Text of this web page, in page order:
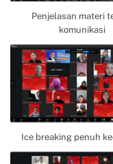
Penjelasan materi
komunikasi
Ice breaking penuh